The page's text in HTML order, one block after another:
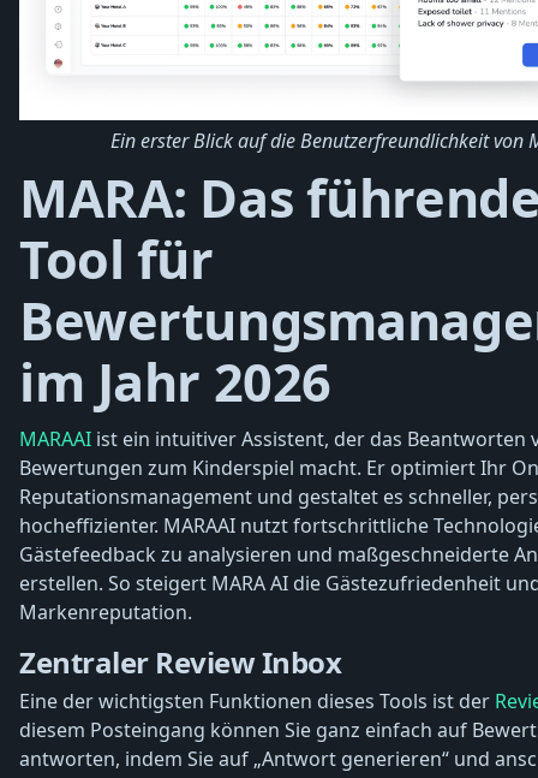
Ein erster Blick auf die Benutzerfreundlichkeit von
MARA: Das
Tool für
im Jahr 2026
MARAAI ist ein intuitiver Assistent, der das Beantworten
Bewertungen zum Kinderspiel macht. Er optimiert Ihr
Reputationsmanagement und gestaltet es schneller,
hocheffizienter. MARAAI nutzt fortschrittliche
Gästefeedback zu analysieren und maßgeschneiderte
erstellen. So steigert MARA AI die Gästezufriedenheit
Markenreputation.
Zentraler Review Inbox
Eine der wichtigsten Funktionen dieses Tools ist der
diesem Posteingang können Sie ganz einfach auf
antworten, indem Sie auf „Antwort generieren“ und